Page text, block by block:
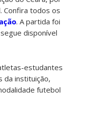
Confira todos os
. A partida foi
disponível
estudantes
da instituição,
futebol